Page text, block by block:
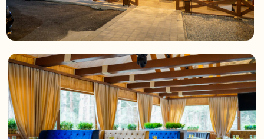
Время работы:
08:00 – 11:00
07:00 – 10:00 в зимний период